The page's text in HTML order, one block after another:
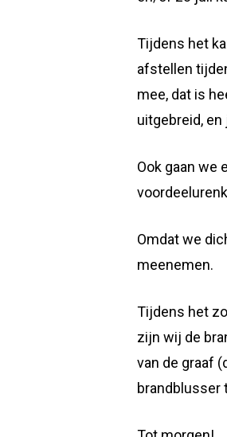
Tijdens het
afstellen
mee, dat is
uitgebreid,
Ook gaan we
Omdat we
meenemen.
Tijdens het
zijn wij de
van de graaf
brandblusser